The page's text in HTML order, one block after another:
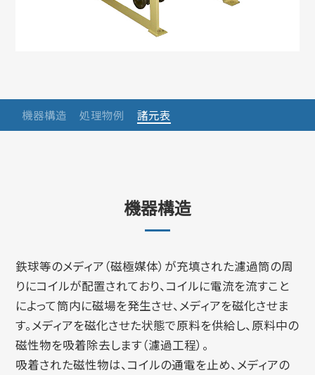
機器構造 処理物例 諸元表
機器構造
鉄球等のメディア（磁極媒体）が充填された濾過筒の周
りにコイルが配置されており、コイルに電流を流すこと
によって筒内に磁場を発生させ、メディアを磁化させま
す。メディアを磁化させた状態で原料を供給し、原料中の
磁性物を吸着除去します（濾過工程）。
吸着された磁性物は、コイルの通電を止め、メディアの